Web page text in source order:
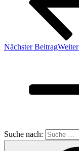
Nächster BeitragWeiter
Suche nach: